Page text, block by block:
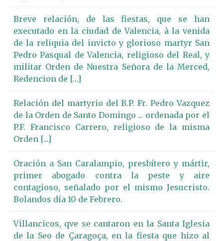
Breve relación, de las fiestas, que se han
executado en la ciudad de Valencia, à la venida
de la reliquia del invicto y glorioso martyr San
Pedro Pasqual de Valencia, religioso del Real, y
militar Orden de Nuestra Señora de la Merced,
Redencion de […]
Relación del martyrio del B.P. Fr. Pedro Vazquez
de la Orden de Santo Domingo ... ordenada por el
P.F. Francisco Carrero, religioso de la misma
Orden [...]
Oración a San Caralampio, presbítero y mártir,
primer abogado contra la peste y aire
contagioso, señalado por el mismo Jesucristo.
Bolandos día 10 de Febrero.
Villancicos, qve se cantaron en la Santa Iglesia
de la Seo de Çaragoça, en la fiesta que hizo al